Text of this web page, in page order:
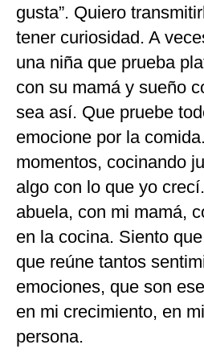
gusta”. Quiero
tener curiosidad. A
una niña que prueba
con su mamá y sueño
sea así. Que pruebe
emocione por la
momentos, cocinando
algo con lo que yo
abuela, con mi mamá,
en la cocina. Siento
que reúne tantos
emociones, que son
en mi crecimiento, en
persona.